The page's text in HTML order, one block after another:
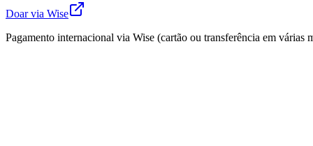
Doar via Wise
Pagamento internacional via Wise (cartão ou transferência em várias